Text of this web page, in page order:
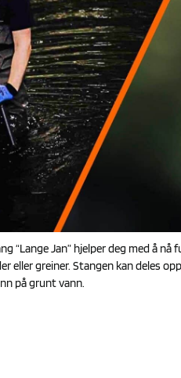
“Lange Jan” hjelper deg med å
eller greiner. Stangen kan deles
på grunt vann.